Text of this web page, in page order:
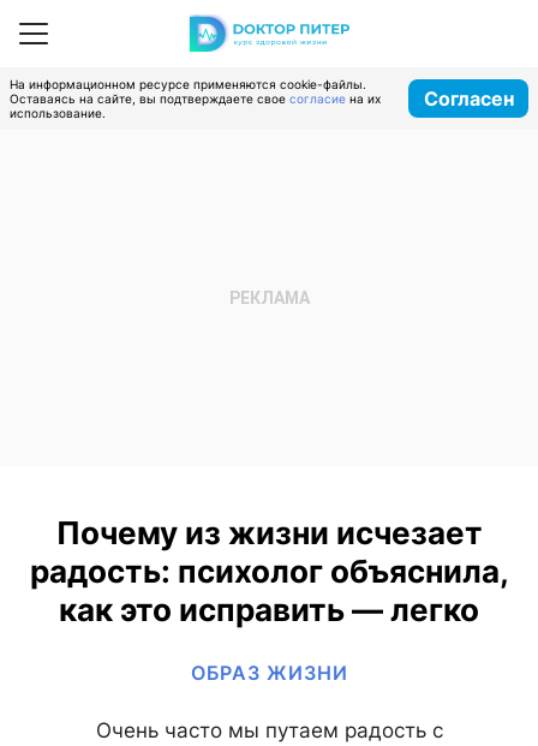
На информационном ресурсе применяются cookie-файлы.
Оставаясь на сайте, вы подтверждаете свое согласие на их
использование.
Согласен
Почему из жизни исчезает
радость: психолог объяснила,
как это исправить — легко
ОБРАЗ ЖИЗНИ
Очень часто мы путаем радость с